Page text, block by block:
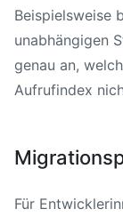
Beispielsweise
unabhängigen
genau an,
Aufrufindex
Für